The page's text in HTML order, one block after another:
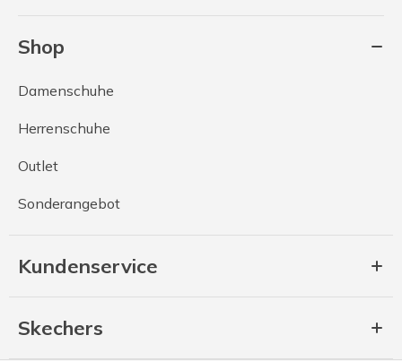
Shop
Damenschuhe
Herrenschuhe
Outlet
Sonderangebot
Kundenservice
Skechers